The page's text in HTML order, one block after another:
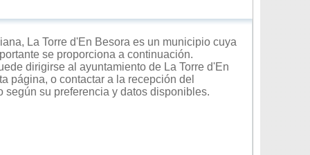
La Torre d'En Besora es un municipio cuya
se proporciona a continuación.
dirigirse al ayuntamiento de La Torre d'En
página, o contactar a la recepción del
su preferencia y datos disponibles.